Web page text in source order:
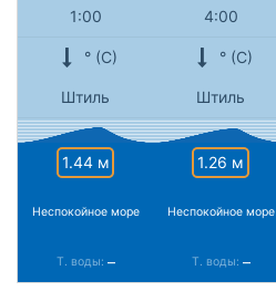
1:00 4:00
° (С) ° (С)
Штиль Штиль
1.44 м 1.26 м
Неспокойное море Неспокойное море
Т. воды: – Т. воды: –